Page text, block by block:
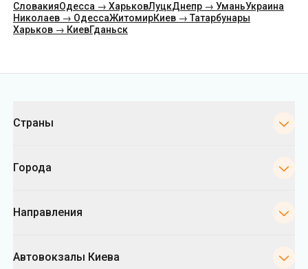
СловакияОдесса → ХарьковЛуцкДнепр → УманьУкраина
Николаев → ОдессаЖитомирКиев → Татарбунары
Харьков → КиевГданьск
Страны
Города
Направления
Автовокзалы Киева